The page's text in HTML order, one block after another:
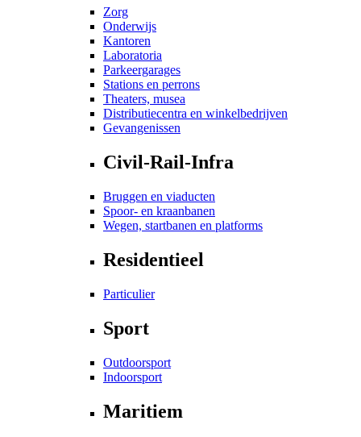
Zorg
Onderwijs
Kantoren
Laboratoria
Parkeergarages
Stations en perrons
Theaters, musea
Distributiecentra en winkelbedrijven
Gevangenissen
Civil-Rail-Infra
Bruggen en viaducten
Spoor- en kraanbanen
Wegen, startbanen en platforms
Residentieel
Particulier
Sport
Outdoorsport
Indoorsport
Maritiem